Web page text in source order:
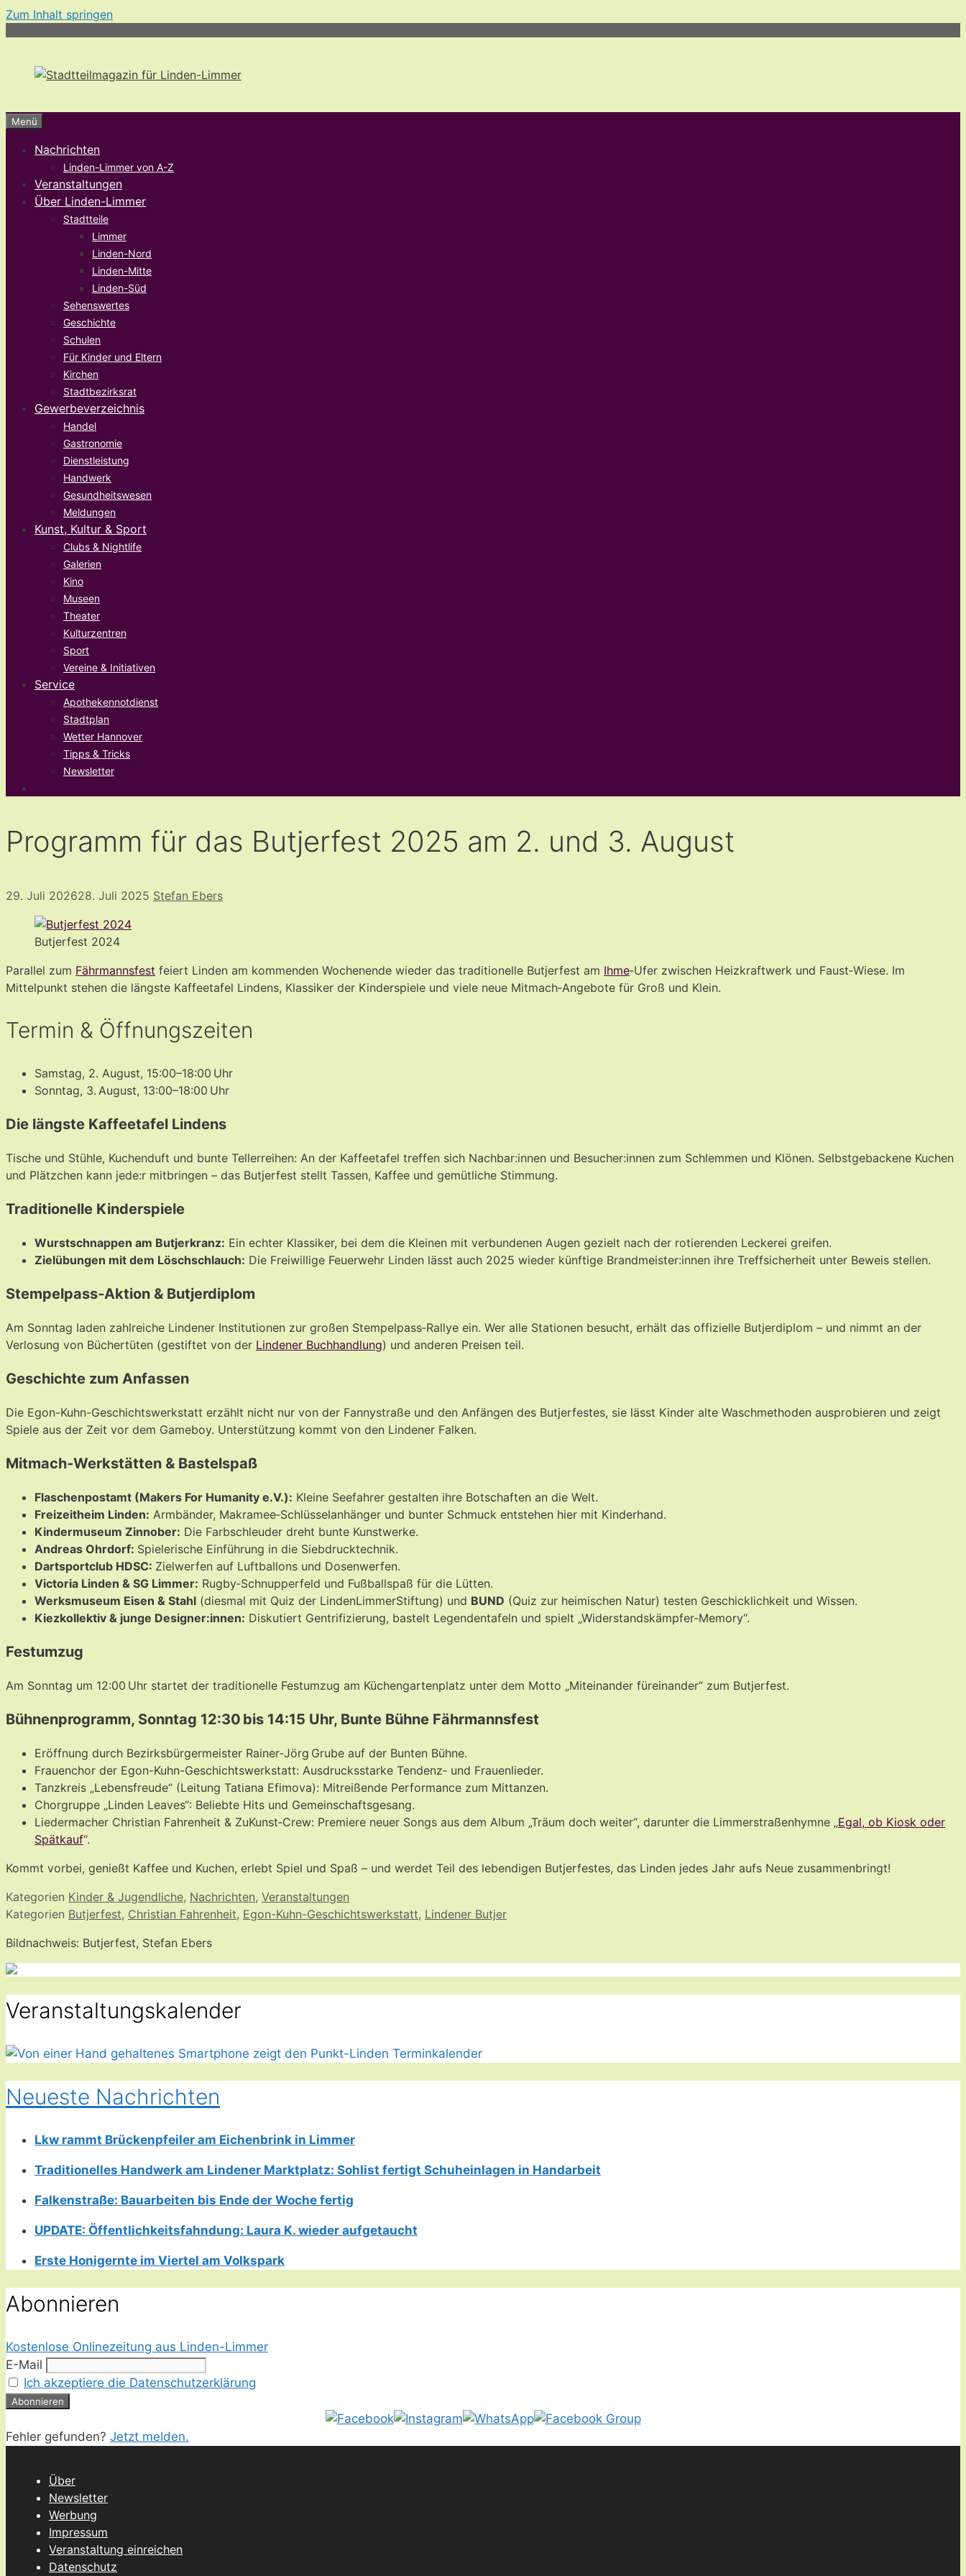
Zum Inhalt springen
Menü
Nachrichten
Linden-Limmer von A-Z
Veranstaltungen
Über Linden-Limmer
Stadtteile
Limmer
Linden-Nord
Linden-Mitte
Linden-Süd
Sehenswertes
Geschichte
Schulen
Für Kinder und Eltern
Kirchen
Stadtbezirksrat
Gewerbeverzeichnis
Handel
Gastronomie
Dienstleistung
Handwerk
Gesundheitswesen
Meldungen
Kunst, Kultur & Sport
Clubs & Nightlife
Galerien
Kino
Museen
Theater
Kulturzentren
Sport
Vereine & Initiativen
Service
Apothekennotdienst
Stadtplan
Wetter Hannover
Tipps & Tricks
Newsletter
Programm für das Butjerfest 2025 am 2. und 3. August
29. Juli 202628. Juli 2025 Stefan Ebers
Butjerfest 2024
Parallel zum Fährmannsfest feiert Linden am kommenden Wochenende wieder das traditionelle Butjerfest am Ihme‑Ufer zwischen Heizkraftwerk und Faust‑Wiese. Im
Mittelpunkt stehen die längste Kaffeetafel Lindens, Klassiker der Kinderspiele und viele neue Mitmach‑Angebote für Groß und Klein.
Termin & Öffnungszeiten
Samstag, 2. August, 15:00–18:00 Uhr
Sonntag, 3. August, 13:00–18:00 Uhr
Die längste Kaffeetafel Lindens
Tische und Stühle, Kuchenduft und bunte Tellerreihen: An der Kaffeetafel treffen sich Nachbar:innen und Besucher:innen zum Schlemmen und Klönen. Selbstgebackene Kuchen
und Plätzchen kann jede:r mitbringen – das Butjerfest stellt Tassen, Kaffee und gemütliche Stimmung.
Traditionelle Kinderspiele
Wurstschnappen am Butjerkranz: Ein echter Klassiker, bei dem die Kleinen mit verbundenen Augen gezielt nach der rotierenden Leckerei greifen.
Zielübungen mit dem Löschschlauch: Die Freiwillige Feuerwehr Linden lässt auch 2025 wieder künftige Brandmeister:innen ihre Treffsicherheit unter Beweis stellen.
Stempelpass‑Aktion & Butjerdiplom
Am Sonntag laden zahlreiche Lindener Institutionen zur großen Stempelpass‑Rallye ein. Wer alle Stationen besucht, erhält das offizielle Butjerdiplom – und nimmt an der
Verlosung von Büchertüten (gestiftet von der Lindener Buchhandlung) und anderen Preisen teil.
Geschichte zum Anfassen
Die Egon-Kuhn-Geschichtswerkstatt erzählt nicht nur von der Fannystraße und den Anfängen des Butjerfestes, sie lässt Kinder alte Waschmethoden ausprobieren und zeigt
Spiele aus der Zeit vor dem Gameboy. Unterstützung kommt von den Lindener Falken.
Mitmach‑Werkstätten & Bastelspaß
Flaschenpostamt (Makers For Humanity e.V.): Kleine Seefahrer gestalten ihre Botschaften an die Welt.
Freizeitheim Linden: Armbänder, Makramee‑Schlüsselanhänger und bunter Schmuck entstehen hier mit Kinderhand.
Kindermuseum Zinnober: Die Farbschleuder dreht bunte Kunstwerke.
Andreas Ohrdorf: Spielerische Einführung in die Siebdrucktechnik.
Dartsportclub HDSC: Zielwerfen auf Luftballons und Dosenwerfen.
Victoria Linden & SG Limmer: Rugby‑Schnupperfeld und Fußballspaß für die Lütten.
Werksmuseum Eisen & Stahl (diesmal mit Quiz der LindenLimmerStiftung) und BUND (Quiz zur heimischen Natur) testen Geschicklichkeit und Wissen.
Kiezkollektiv & junge Designer:innen: Diskutiert Gentrifizierung, bastelt Legendentafeln und spielt „Widerstandskämpfer‑Memory“.
Festumzug
Am Sonntag um 12:00 Uhr startet der traditionelle Festumzug am Küchengartenplatz unter dem Motto „Miteinander füreinander“ zum Butjerfest.
Bühnenprogramm, Sonntag 12:30 bis 14:15 Uhr, Bunte Bühne Fährmannsfest
Eröffnung durch Bezirksbürgermeister Rainer‑Jörg Grube auf der Bunten Bühne.
Frauenchor der Egon-Kuhn-Geschichtswerkstatt: Ausdrucksstarke Tendenz‑ und Frauenlieder.
Tanzkreis „Lebensfreude“ (Leitung Tatiana Efimova): Mitreißende Performance zum Mittanzen.
Chorgruppe „Linden Leaves“: Beliebte Hits und Gemeinschaftsgesang.
Liedermacher Christian Fahrenheit & ZuKunst‑Crew: Premiere neuer Songs aus dem Album „Träum doch weiter“, darunter die Limmerstraßenhymne „Egal, ob Kiosk oder
Spätkauf“.
Kommt vorbei, genießt Kaffee und Kuchen, erlebt Spiel und Spaß – und werdet Teil des lebendigen Butjerfestes, das Linden jedes Jahr aufs Neue zusammenbringt!
Kategorien Kinder & Jugendliche, Nachrichten, Veranstaltungen
Kategorien Butjerfest, Christian Fahrenheit, Egon-Kuhn-Geschichtswerkstatt, Lindener Butjer
Bildnachweis: Butjerfest, Stefan Ebers
Veranstaltungskalender
Neueste Nachrichten
Lkw rammt Brückenpfeiler am Eichenbrink in Limmer
Traditionelles Handwerk am Lindener Marktplatz: Sohlist fertigt Schuheinlagen in Handarbeit
Falkenstraße: Bauarbeiten bis Ende der Woche fertig
UPDATE: Öffentlichkeitsfahndung: Laura K. wieder aufgetaucht
Erste Honigernte im Viertel am Volkspark
Abonnieren
Kostenlose Onlinezeitung aus Linden-Limmer
E-Mail
Ich akzeptiere die Datenschutzerklärung
Fehler gefunden? Jetzt melden.
Über
Newsletter
Werbung
Impressum
Veranstaltung einreichen
Datenschutz